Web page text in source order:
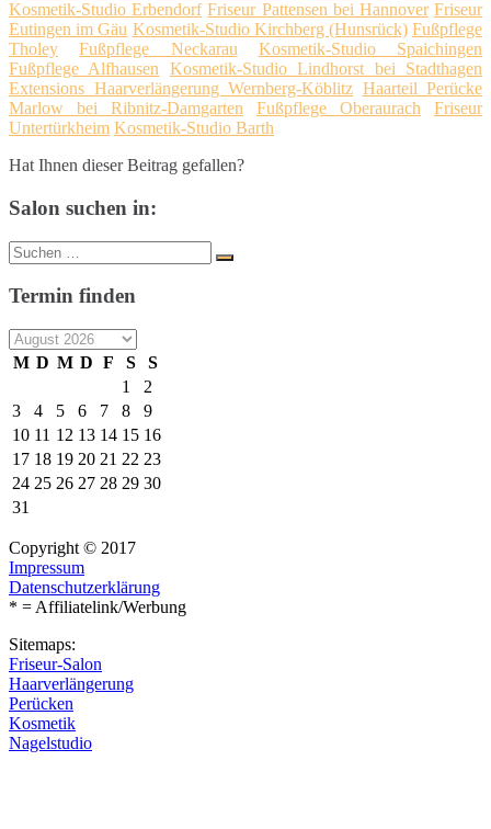
Kosmetik-Studio Erbendorf Friseur Pattensen bei Hannover Friseur
Eutingen im Gäu Kosmetik-Studio Kirchberg (Hunsrück) Fußpflege
Tholey
Fußpflege Neckarau
Kosmetik-Studio Spaichingen
Fußpflege Alfhausen
Kosmetik-Studio Lindhorst bei Stadthagen
Extensions Haarverlängerung Wernberg-Köblitz Haarteil Perücke
Marlow bei Ribnitz-Damgarten
Fußpflege Oberaurach
Friseur
Untertürkheim Kosmetik-Studio Barth
Hat Ihnen dieser Beitrag gefallen?
Salon suchen in:
Suche
nach:
Suchen
Termin finden
M D M D F S
S
1
2
3
4 5 6 7 8
9
10 11 12 13 14 15 16
17 18 19 20 21 22 23
24 25 26 27 28 29 30
31
Copyright © 2017
Impressum
Datenschutzerklärung
* = Affiliatelink/Werbung
Sitemaps:
Friseur-Salon
Haarverlängerung
Perücken
Kosmetik
Nagelstudio